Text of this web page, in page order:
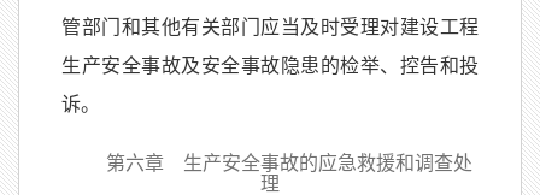
管部门和其他有关部门应当及时受理对建设工程
生产安全事故及安全事故隐患的检举、控告和投
诉。
第六章 生产安全事故的应急救援和调查处
理